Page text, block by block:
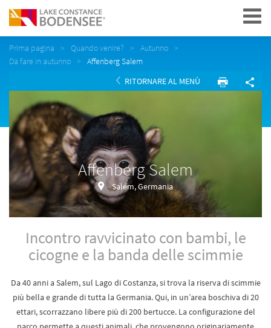
Navigation
Prima pagina Quando venire?
Autunno
Da fare in autunno
Affenberg Salem
RITORNARE AL MENÙ
Affenberg Salem
Salem, Germania
Incontro ravvicinato con bambi, le
cicogne e la banda delle scimmie
Da 40 anni a Salem, sul Lago di Costanza, si trova la riserva di scimmie
più bella e grande di tutta la Germania. Qui, in un’area boschiva di 20
ettari, scorrazzano libere più di 200 bertucce. La configurazione del